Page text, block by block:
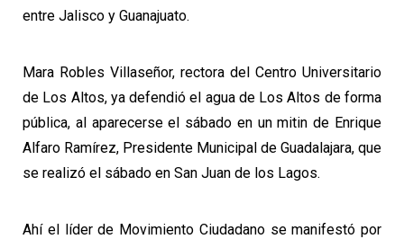
entre Jalisco y Guanajuato.
Mara Robles Villaseñor, rectora del Centro Universitario
de Los Altos, ya defendió el agua de Los Altos de forma
pública, al aparecerse el sábado en un mitin de Enrique
Alfaro Ramírez, Presidente Municipal de Guadalajara, que
se realizó el sábado en San Juan de los Lagos.
Ahí el líder de Movimiento Ciudadano se manifestó por